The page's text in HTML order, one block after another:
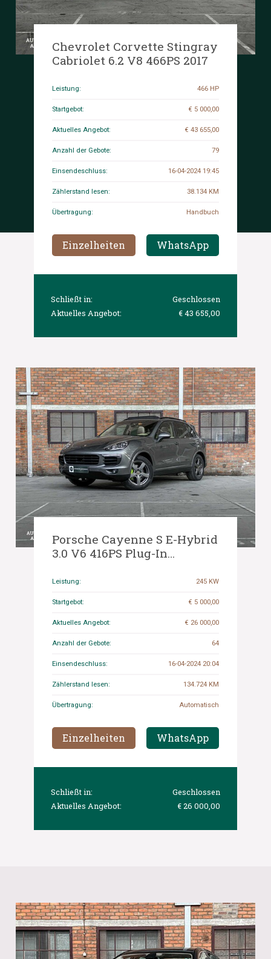
Chevrolet Corvette Stingray
Cabriolet 6.2 V8 466PS 2017
Leistung: 466 HP
Startgebot: € 5 000,00
Aktuelles Angebot: € 43 655,00
Anzahl der Gebote: 79
Einsendeschluss: 16-04-2024 19:45
Zählerstand lesen: 38.134 KM
Übertragung: Handbuch
Einzelheiten WhatsApp
Schließt in:
Geschlossen
Aktuelles Angebot:
€ 43 655,00
Porsche Cayenne S E-Hybrid
3.0 V6 416PS Plug-In
ZHG-85
Leistung: 245 KW
Startgebot: € 5 000,00
Aktuelles Angebot: € 26 000,00
Anzahl der Gebote: 64
Einsendeschluss: 16-04-2024 20:04
Zählerstand lesen: 134.724 KM
Übertragung: Automatisch
Einzelheiten WhatsApp
Schließt in:
Geschlossen
Aktuelles Angebot:
€ 26 000,00